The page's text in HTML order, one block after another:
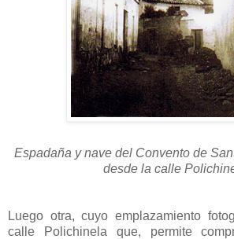
Espadaña y nave del Convento de
desde la calle
Luego otra, cuyo emplazamiento
calle Polichinela que, permite